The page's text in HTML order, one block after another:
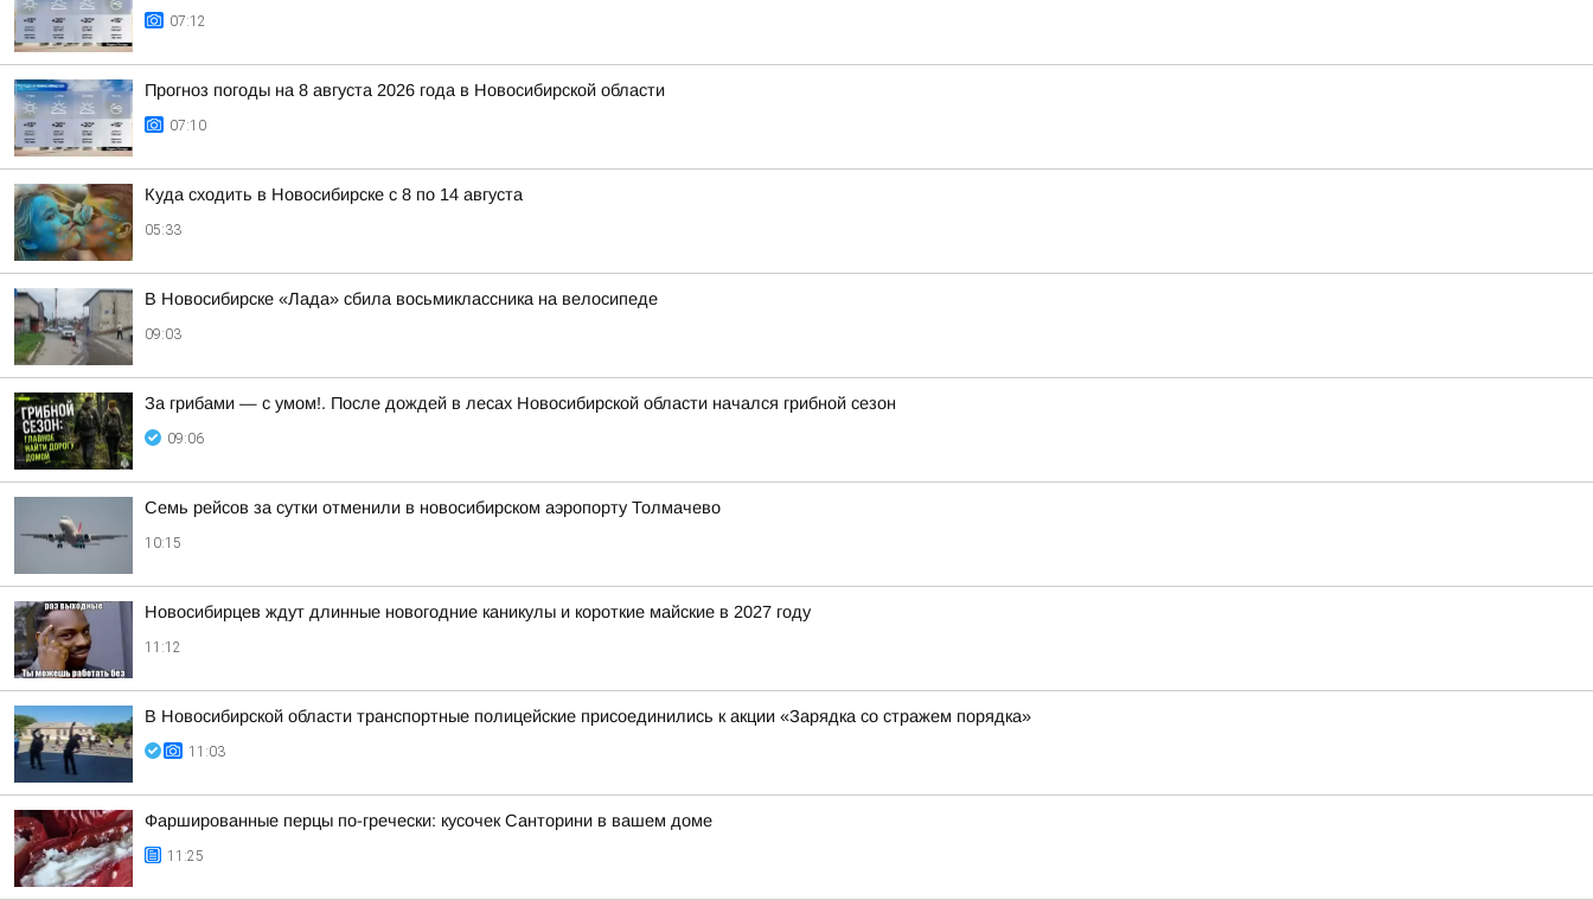
07:12
Прогноз погоды на 8 августа 2026 года в Новосибирской области
07:10
Куда сходить в Новосибирске с 8 по 14 августа
05:33
В Новосибирске «Лада» сбила восьмиклассника на велосипеде
09:03
За грибами — с умом!. После дождей в лесах Новосибирской области начался грибной сезон
09:06
Семь рейсов за сутки отменили в новосибирском аэропорту Толмачево
10:15
Новосибирцев ждут длинные новогодние каникулы и короткие майские в 2027 году
11:12
В Новосибирской области транспортные полицейские присоединились к акции «Зарядка со стражем порядка»
11:03
Фаршированные перцы по-гречески: кусочек Санторини в вашем доме
11:25